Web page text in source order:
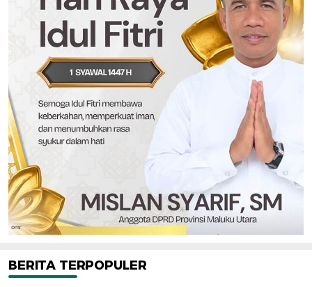
BERITA TERPOPULER